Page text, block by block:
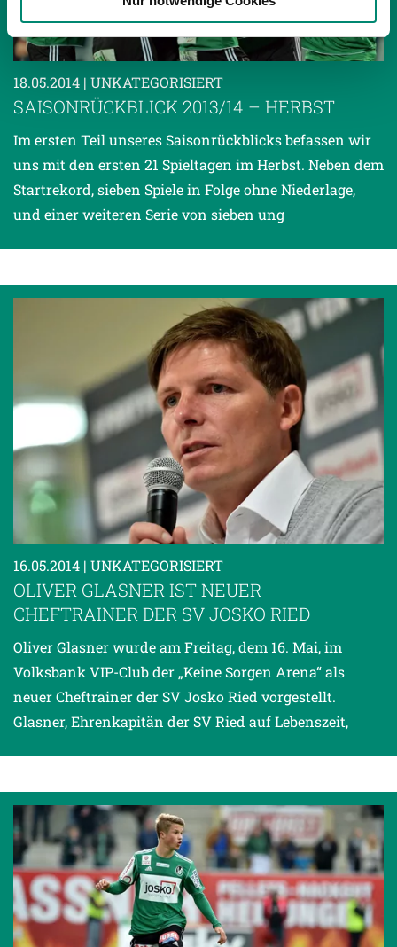
gesammelt haben.
Weitere Details, insbesondere zu Speicherdauer und
Empfänger entnehmen Sie unserer
18.05.2014 | UNKATEGORISIERT
SAISONRÜCKBLICK 2013/14 – HERBST
Im ersten Teil unseres Saisonrückblicks befassen wir
uns mit den ersten 21 Spieltagen im Herbst. Neben dem
Startrekord, sieben Spiele in Folge ohne Niederlage,
und einer weiteren Serie von sieben ung
16.05.2014 | UNKATEGORISIERT
OLIVER GLASNER IST NEUER
CHEFTRAINER DER SV JOSKO RIED
Oliver Glasner wurde am Freitag, dem 16. Mai, im
Volksbank VIP-Club der „Keine Sorgen Arena“ als
neuer Cheftrainer der SV Josko Ried vorgestellt.
Glasner, Ehrenkapitän der SV Ried auf Lebenszeit,